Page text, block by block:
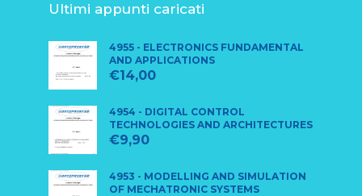
Ultimi appunti caricati
4955 - ELECTRONICS FUNDAMENTAL
AND APPLICATIONS
€14,00
4954 - DIGITAL CONTROL
TECHNOLOGIES AND ARCHITECTURES
€9,90
4953 - MODELLING AND SIMULATION
OF MECHATRONIC SYSTEMS